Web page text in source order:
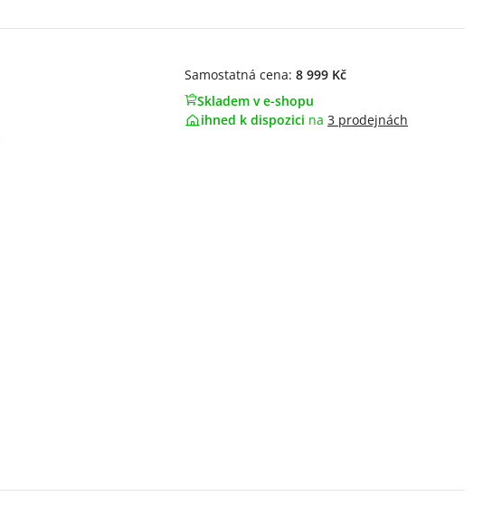
Samostatná cena: 8 999 Kč
Skladem v e-shopu
ihned k dispozici na 3 prodejnách